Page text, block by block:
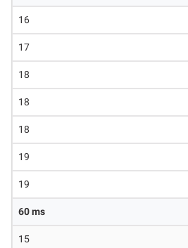
16
17
18
18
18
19
19
60 ms
15